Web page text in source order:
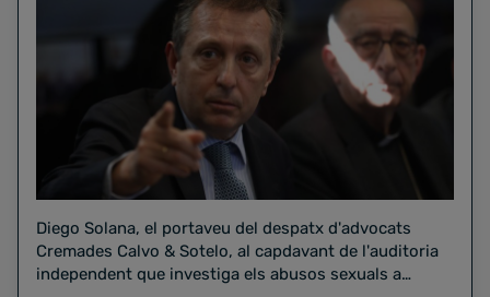
Diego Solana, el portaveu del despatx d'advocats
Cremades Calvo & Sotelo, al capdavant de l'auditoria
independent que investiga els abusos sexuals a